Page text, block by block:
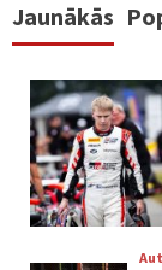
Jaunākās